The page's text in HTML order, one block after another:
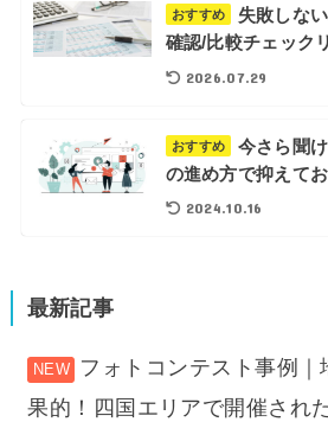
おすすめ
失敗しな
確認/比較チェック
2026.07.29
おすすめ
今さら聞
の進め方で抑えて
2024.10.16
最新記事
フォトコンテスト事例｜
果的！四国エリアで開催され